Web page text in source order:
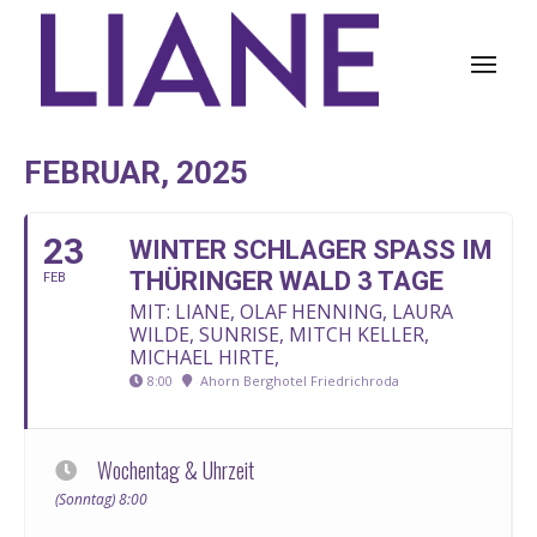
FEBRUAR, 2025
23
FEB
WINTER SCHLAGER SPASS IM T
HÜRINGER WALD 3 TAGE
MIT: LIANE, OLAF HENNING, LAURA
WILDE, SUNRISE, MITCH KELLER,
MICHAEL HIRTE,
8:00 Ahorn Berghotel Friedrichroda
Wochentag & Uhrzeit
(Sonntag) 8:00